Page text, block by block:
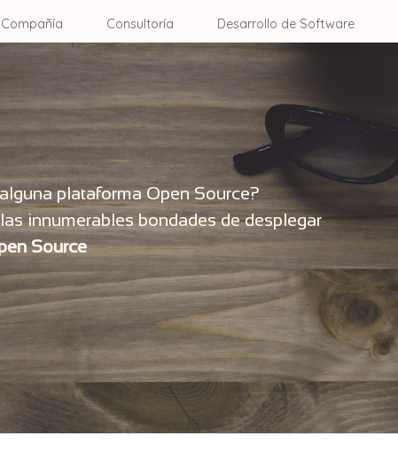
Compañía Consultoría Desarrollo de Software
plataforma Open Source?
innumerables bondades de desplegar
Source